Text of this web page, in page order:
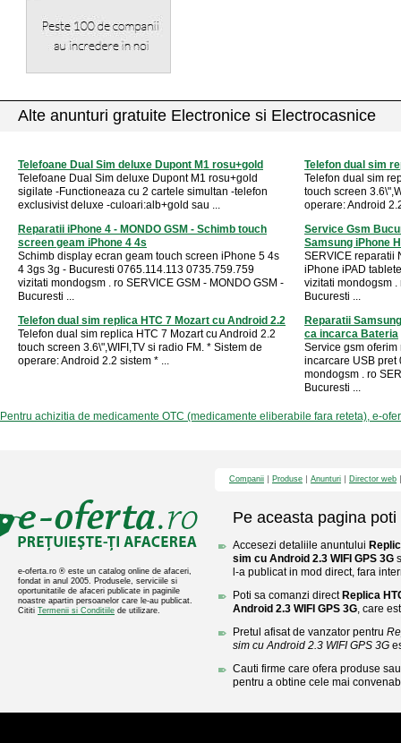
Alte anunturi gratuite Electronice si Electrocasnice
Telefoane Dual Sim deluxe Dupont M1 rosu+gold
Telefoane Dual Sim deluxe Dupont M1 rosu+gold
sigilate -Functioneaza cu 2 cartele simultan -telefon
exclusivist deluxe -culoari:alb+gold sau ...
Telefon dual sim
Telefon dual sim
touch screen
operare: Android
Reparatii iPhone 4 - MONDO GSM - Schimb touch
screen geam iPhone 4 4s
Schimb display ecran geam touch screen iPhone 5 4s
4 3gs 3g - Bucuresti 0765.114.113 0735.759.759
vizitati mondogsm . ro SERVICE GSM - MONDO GSM -
Bucuresti ...
Service Gsm
Samsung iPhone
SERVICE reparatii
iPhone iPAD
vizitati mondogsm .
Bucuresti ...
Telefon dual sim replica HTC 7 Mozart cu Android 2.2
Telefon dual sim replica HTC 7 Mozart cu Android 2.2
touch screen 3.6\",WIFI,TV si radio FM. * Sistem de
operare: Android 2.2 sistem * ...
Reparatii
ca incarca Bateria
Service gsm
incarcare USB pret
mondogsm . ro
Bucuresti ...
Pentru achizitia de medicamente OTC (medicamente eliberabile fara reteta), e-
e-oferta.ro ® este un catalog online de afaceri,
fondat in anul 2005. Produsele, serviciile si
oportunitatile de afaceri publicate in paginile
noastre apartin persoanelor care le-au publicat.
Cititi Termenii si Conditiile de utilizare.
Companii Produse Anunturi Director web
Pe aceasta pagina poti
Accesezi detaliile anuntului
sim cu Android 2.3 WIFI GPS 3G
l-a publicat in mod direct, fara
Poti sa comanzi direct Replica
Android 2.3 WIFI GPS 3G, care
Pretul afisat de vanzator pentru
sim cu Android 2.3 WIFI GPS 3G
Cauti firme care ofera produse
pentru a obtine cele mai